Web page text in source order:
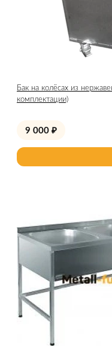
Бак на колёсах из
комплектации)
9 000 ₽